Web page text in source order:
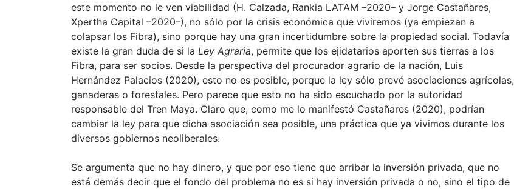
este momento no le ven viabilidad (H. Calzada, Rankia LATAM –2020– y Jorge Castañares,
Xpertha Capital –2020–), no sólo por la crisis económica que viviremos (ya empiezan a
colapsar los Fibra), sino porque hay una gran incertidumbre sobre la propiedad social. Todavía
existe la gran duda de si la Ley Agraria, permite que los ejidatarios aporten sus tierras a los
Fibra, para ser socios. Desde la perspectiva del procurador agrario de la nación, Luis
Hernández Palacios (2020), esto no es posible, porque la ley sólo prevé asociaciones agrícolas,
ganaderas o forestales. Pero parece que esto no ha sido escuchado por la autoridad
responsable del Tren Maya. Claro que, como me lo manifestó Castañares (2020), podrían
cambiar la ley para que dicha asociación sea posible, una práctica que ya vivimos durante los
diversos gobiernos neoliberales.
Se argumenta que no hay dinero, y que por eso tiene que arribar la inversión privada, que no
está demás decir que el fondo del problema no es si hay inversión privada o no, sino el tipo de